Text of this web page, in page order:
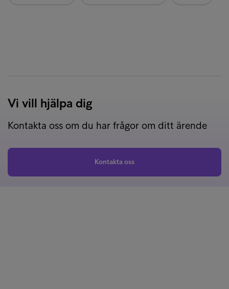
Vi vill hjälpa dig
Kontakta oss om du har frågor om ditt ärende
Kontakta oss